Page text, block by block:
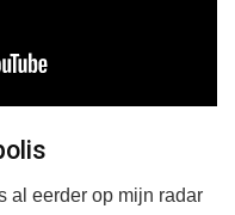
al eerder op mijn radar